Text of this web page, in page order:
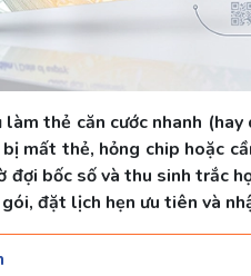
làm thẻ căn cước nhanh
mất thẻ, hỏng chip hoặc
đợi bốc số và thu sinh trắc
đặt lịch hẹn ưu tiên và